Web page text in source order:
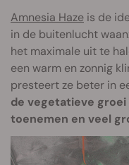
Amnesia Haze is de
in de buitenlucht
het maximale uit te
een warm en zonnig
presteert ze beter in
de vegetatieve groei
toenemen en veel